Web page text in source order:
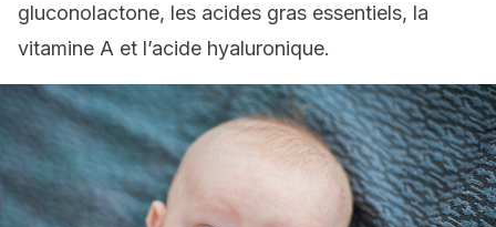
gluconolactone, les acides gras essentiels, la
vitamine A et l’acide hyaluronique.